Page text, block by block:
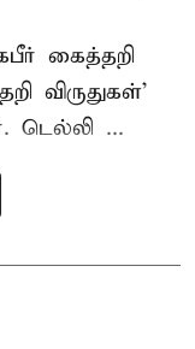
கைத்தறி
விருதுகள்'
டெல்லி ...